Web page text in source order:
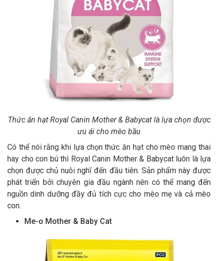
Thức ăn hạt Royal Canin Mother & Babycat là lựa chọn được
ưu ái cho mèo bầu
Có thể nói rằng khi lựa chọn thức ăn hạt cho mèo mang thai
hay cho con bú thì Royal Canin Mother & Babycat luôn là lựa
chọn được chủ nuôi nghĩ đến đầu tiên. Sản phẩm này được
phát triển bởi chuyên gia đầu ngành nên có thể mang đến
nguồn dinh dưỡng đầy đủ tích cực cho mèo mẹ và cả mèo
con.
Me-o Mother & Baby Cat